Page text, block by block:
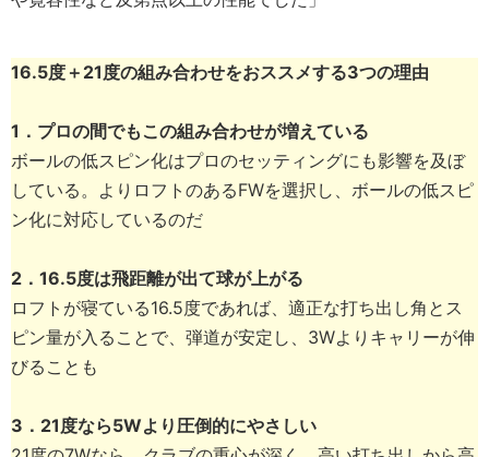
16.5度＋21度の組み合わせをおススメする3つの理由
1．プロの間でもこの組み合わせが増えている
ボールの低スピン化はプロのセッティングにも影響を及ぼ
している。よりロフトのあるFWを選択し、ボールの低スピ
ン化に対応しているのだ
2．16.5度は飛距離が出て球が上がる
ロフトが寝ている16.5度であれば、適正な打ち出し角とス
ピン量が入ることで、弾道が安定し、3Wよりキャリーが伸
びることも
3．21度なら5Wより圧倒的にやさしい